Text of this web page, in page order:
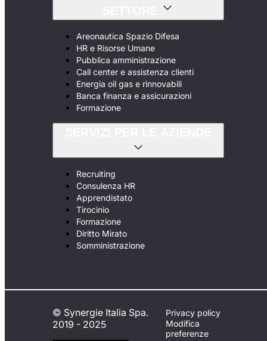
Areonautica Spazio Difesa
HR e Risorse Umane
Pubblica amministrazione
Call center e assistenza clienti
Energia oil gas e rinnovabili
Banca finanza e assicurazioni
Formazione
Recruiting
Consulenza HR
Apprendistato
Tirocinio
Formazione
Diritto Mirato
Somministrazione
© Synergie Italia Spa.
2019 - 2025
Privacy policy
Modifica
preferenze